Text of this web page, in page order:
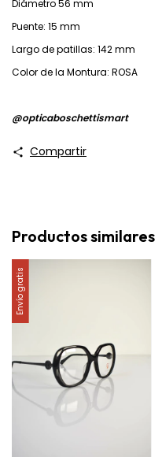
Diámetro 56 mm
Puente: 15 mm
Largo de patillas: 142 mm
Color de la Montura: ROSA
@‌opticaboschettismart
Compartir
Productos similares
Envío gratis